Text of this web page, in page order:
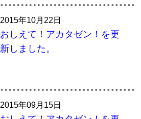
2015年10月22日
おしえて！アカタゼン！を更
新しました。
2015年09月15日